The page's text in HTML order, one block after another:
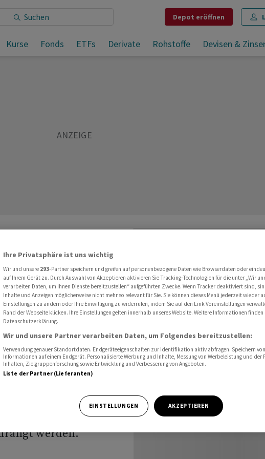
Depot eröffnen
Kurse Fonds ETFs Derivate Rohstoffe Devisen &
Teilen Merken Drucken Kommentare
mit Atomkrieg
erneut
Dmitri Medwedew
umfassenden
in seine
werden.
Ihre Privatsphäre ist uns wichtig
Wir und unsere 293-Partner speichern und greifen auf personenbezogene Daten wie Browserdaten oder
auf Ihrem Gerät zu. Durch Auswahl von Akzeptieren aktivieren Sie Tracking-Technologien für die unter „Wir
verarbeiten Daten, um Ihnen Dienste bereitzustellen“ aufgeführten Zwecke. Wenn Tracker deaktiviert sind,
Inhalte und Anzeigen möglicherweise nicht mehr so relevant für Sie. Sie können dieses Menü jederzeit wieder
Einstellungen zu ändern oder Ihre Einwilligung zu widerrufen, indem Sie auf den Link Voreinstellungen
Rand der Webseite klicken. Ihre Einstellungen gelten innerhalb unseres Website. Weitere Informationen finden
Datenschutzerklärung.
Wir und unsere Partner verarbeiten Daten, um Folgendes bereitzustellen:
Verwendung genauer Standortdaten. Endgeräteeigenschaften zur Identifikation aktiv abfragen. Speichern
Informationen auf einem Endgerät. Personalisierte Werbung und Inhalte, Messung von Werbeleistung und der
Inhalten, Zielgruppenforschung sowie Entwicklung und Verbesserung von Angeboten.
Liste der Partner (Lieferanten)
EINSTELLUNGEN AKZEPTIEREN